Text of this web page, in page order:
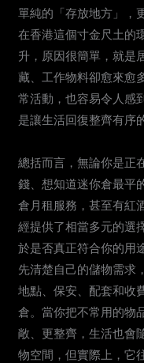
單純的「存放地方」，
在香港這個寸金尺土的
升，原因很簡單，就是
藏、工作物料卻愈來愈
常活動，也容易令人感
是讓生活回復整齊有序
總括而言，無論你是正
錢、想知道迷你倉最平
倉月租服務，甚至有紅
經提供了相當多元的選
於是否真正符合你的用
先清楚自己的儲物需求
地點、保安、配套和收
倉。當你把不常用的物
敞、更整齊，生活也會
物空間，但實際上，它